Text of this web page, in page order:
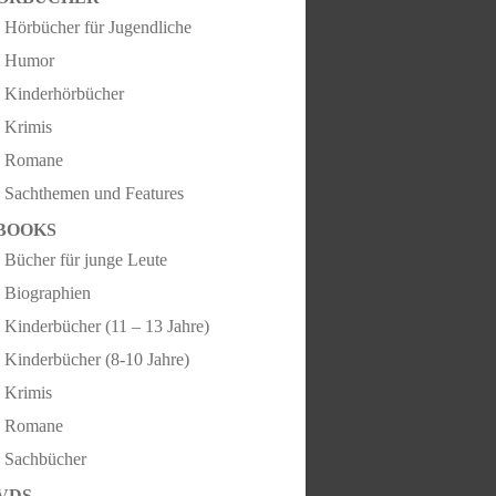
Hörbücher für Jugendliche
Humor
Kinderhörbücher
Krimis
Romane
Sachthemen und Features
Bücher für junge Leute
Biographien
Kinderbücher (11 – 13 Jahre)
Kinderbücher (8-10 Jahre)
Krimis
Romane
Sachbücher